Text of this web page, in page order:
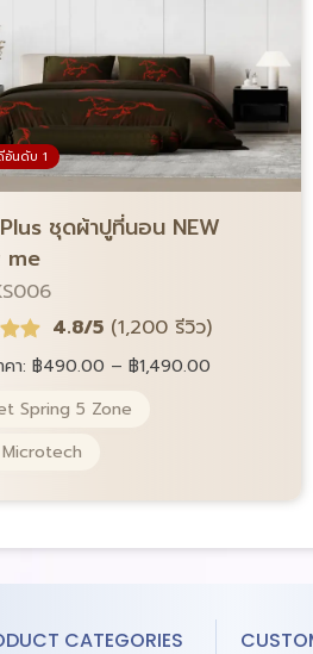
อันดับ 1
ชุดผ้าปูที่นอน NEW
me
4.8/5 (1,200 รีวิว)
คา: ฿490.00 – ฿1,490.00
Spring 5 Zone
CATEGORIES